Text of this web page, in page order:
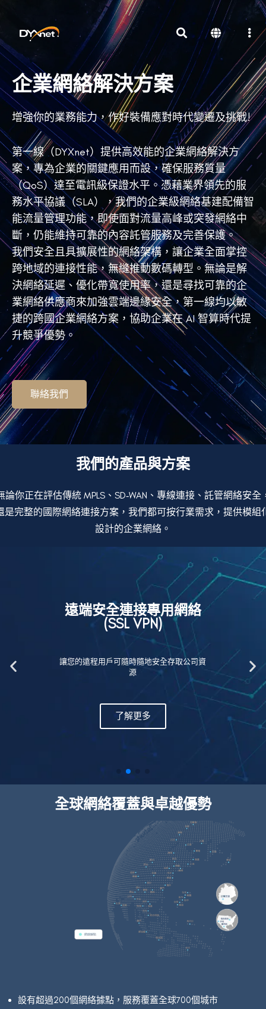
企業網絡解決方案
增強你的業務能力，作好裝備應對時代變遷及挑戰!
第一線（DYXnet）提供高效能的企業網絡解決方
案，專為企業的關鍵應用而設，確保服務質量
（QoS）達至電訊級保證水平。憑藉業界領先的服
務水平協議（SLA），我們的企業級網絡基建配備智
能流量管理功能，即使面對流量高峰或突發網絡中
斷，仍能維持可靠的內容託管服務及完善保護。
我們安全且具擴展性的網絡架構，讓企業全面掌控
跨地域的連接性能，無縫推動數碼轉型。無論是解
決網絡延遲、優化帶寬使用率，還是尋找可靠的企
業網絡供應商來加強雲端邊緣安全，第一線均以敏
捷的跨國企業網絡方案，協助企業在 AI 智算時代提
升競爭優勢。
聯絡我們
我們的產品與方案
論你正在評估傳統 MPLS、SD‑WAN、專線連接、託管網絡安全
是完整的國際網絡連接方案，我們都可按行業需求，提供模組
設計的企業網絡 。
遠端安全連接專用網絡
(SSL VPN)
讓您的遠程用戶可隨時隨地安全存取公司資
源
了解更多
全球網絡覆蓋與卓越優勢
設有超過200個網絡據點，服務覆蓋全球700個城市